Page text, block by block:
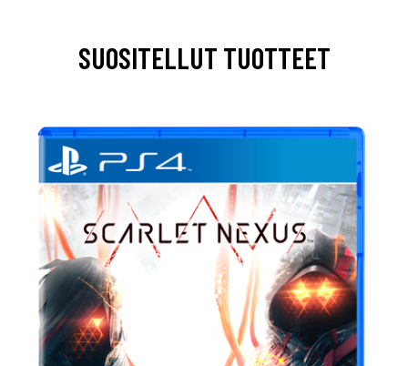
SUOSITELLUT TUOTTEET